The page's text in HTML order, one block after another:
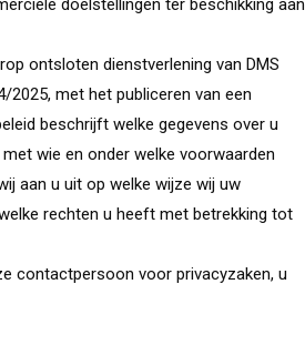
doelstellingen ter beschikking aan
ontsloten dienstverlening van DMS
2025, met het publiceren van een
beschrijft welke gegevens over u
wie en onder welke voorwaarden
aan u uit op welke wijze wij uw
rechten u heeft met betrekking tot
contactpersoon voor privacyzaken, u